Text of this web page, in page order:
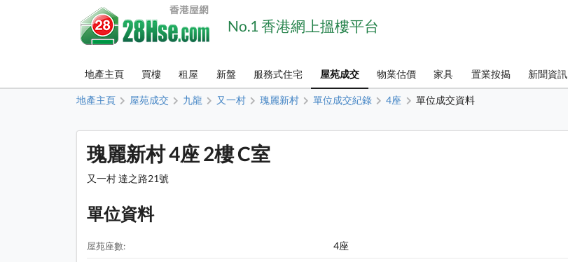
No.1 香港網上搵樓平台
地產主頁 買樓 租屋 新盤 服務式住宅 屋苑成交 物業估價 家具 置業按揭 新聞資訊
地產主頁 屋苑成交 九龍 又一村 瑰麗新村 單位成交紀錄 4座 單位成交資料
瑰麗新村 4座 2樓 C室
又一村 達之路21號
單位資料
屋苑座數: 4座